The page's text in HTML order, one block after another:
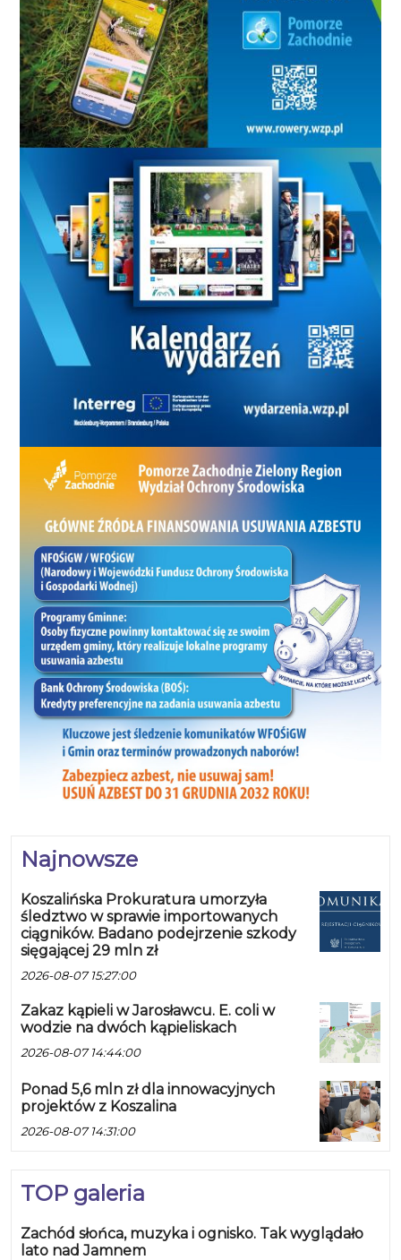
Najnowsze
Koszalińska Prokuratura umorzyła
śledztwo w sprawie importowanych
ciągników. Badano podejrzenie szkody
sięgającej 29 mln zł
2026-08-07 15:27:00
Zakaz kąpieli w Jarosławcu. E. coli w
wodzie na dwóch kąpieliskach
2026-08-07 14:44:00
Ponad 5,6 mln zł dla innowacyjnych
projektów z Koszalina
2026-08-07 14:31:00
TOP galeria
Zachód słońca, muzyka i ognisko. Tak wyglądało
lato nad Jamnem